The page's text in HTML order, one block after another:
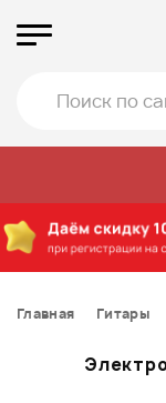
Главная Гитары